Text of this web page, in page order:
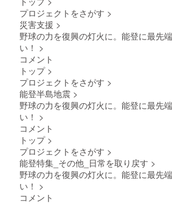
プロジェクトをさがす >
災害支援 >
野球の力を復興の灯火に。能登に最先
い！ >
コメント
トップ >
プロジェクトをさがす >
能登半島地震 >
野球の力を復興の灯火に。能登に最先
い！ >
コメント
トップ >
プロジェクトをさがす >
能登特集_その他_日常を取り戻す >
野球の力を復興の灯火に。能登に最先
い！ >
コメント